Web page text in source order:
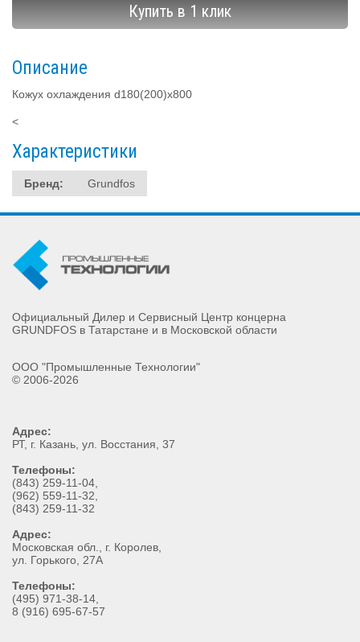
Купить в 1 клик
Описание
Кожух охлаждения d180(200)х800
<
Характеристики
Бренд: Grundfos
Официальный Дилер и Сервисный Центр концерна
GRUNDFOS в Татарстане и в Московской области
ООО "Промышленные Технологии"
© 2006-2026
Адрес:
РТ, г. Казань ул. Восстания, 37
Телефоны:
(843) 259-11-04
(962) 559-11-32
(843) 259-11-32
Адрес:
Московская обл., г. Королев,
ул. Горького, 27А
Телефоны:
(495) 971-38-14,
8 (916) 695-67-57